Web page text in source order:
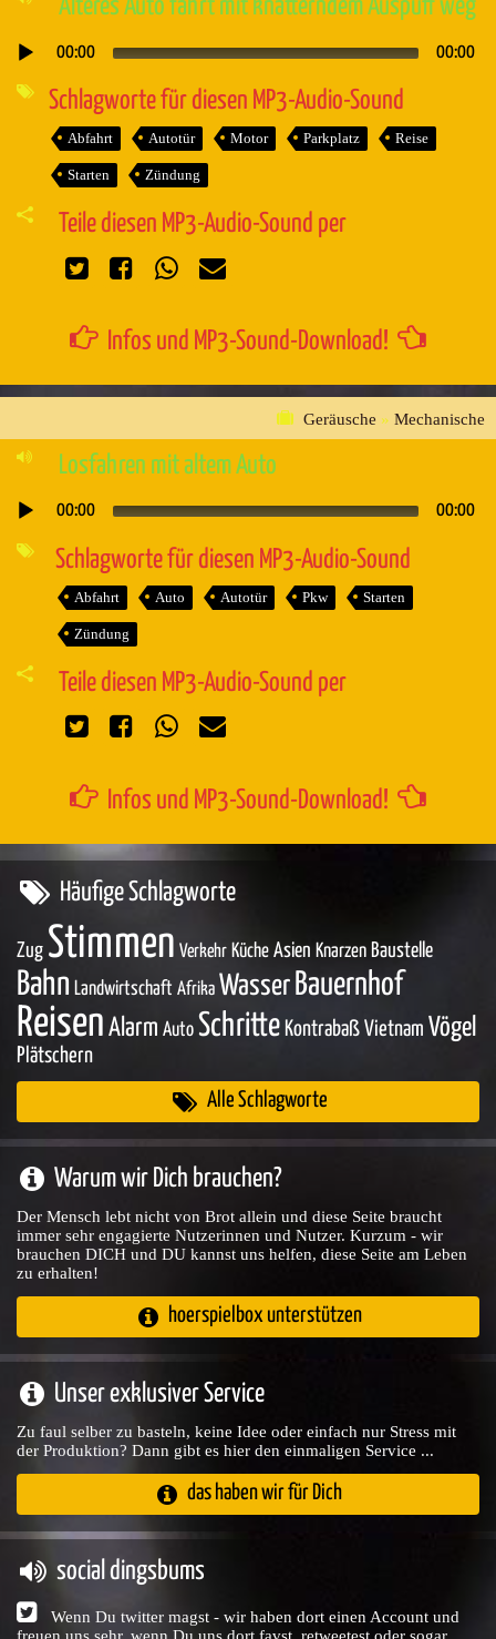
Älteres Auto fährt mit knatterndem Auspuff weg
Audio-
00:00 00:00
Schlagworte für diesen MP3-Audio-Sound
Abfahrt Autotür Motor Parkplatz Reise
Starten Zündung
Teile diesen MP3-Audio-Sound per
Infos und MP3-Sound-Download!
Geräusche » Mechanische
Losfahren mit altem Auto
Audio-
00:00 00:00
Schlagworte für diesen MP3-Audio-Sound
Abfahrt Auto Autotür Pkw Starten
Zündung
Teile diesen MP3-Audio-Sound per
Infos und MP3-Sound-Download!
Häufige Schlagworte
Zug Stimmen Verkehr Küche Asien Knarzen Baustelle
Bahn Landwirtschaft Afrika Wasser Bauernhof
Reisen Alarm Auto Schritte Kontrabaß Vietnam Vögel
Plätschern
Alle Schlagworte
Warum wir Dich brauchen?
Der Mensch lebt nicht von Brot allein und diese Seite braucht
immer sehr engagierte Nutzerinnen und Nutzer. Kurzum - wir
brauchen DICH und DU kannst uns helfen, diese Seite am Leben
zu erhalten!
hoerspielbox unterstützen
Unser exklusiver Service
Zu faul selber zu basteln, keine Idee oder einfach nur Stress mit
der Produktion? Dann gibt es hier den einmaligen Service ...
das haben wir für Dich
social dingsbums
Wenn Du twitter magst - wir haben dort einen Account und
freuen uns sehr, wenn Du uns dort favst, retweetest oder sogar